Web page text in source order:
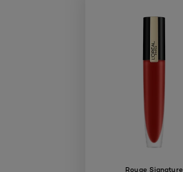
Rouge Signature